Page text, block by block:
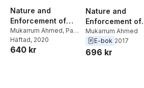
Nature and
Enforcement of
Choice of Court
Agreements
Mukarrum Ahmed, Paul
Beaumont
Häftad, 2020
640 kr
Nature and
Enforcement of
Choice of Court
Agreements
Mukarrum Ahmed
E-bok 2017
696 kr